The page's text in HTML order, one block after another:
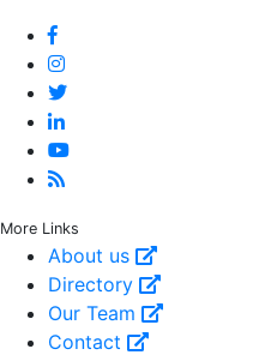
More Links
About us
Directory
Our Team
Contact